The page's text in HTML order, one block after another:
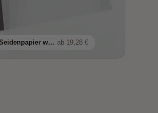
Juwelier Seidenpapier weiß 18 g/qm ab 19,28 €